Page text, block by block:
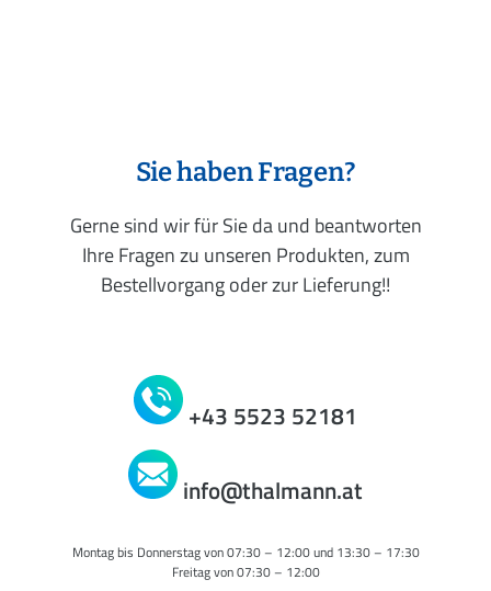
Sie haben Fragen?
Gerne sind wir für Sie da und beantworten
Ihre Fragen zu unseren Produkten, zum
Bestellvorgang oder zur Lieferung!!
+43 5523 52181
info@thalmann.at
Montag bis Donnerstag von 07:30 – 12:00 und 13:30 – 17:30
Freitag von 07:30 – 12:00